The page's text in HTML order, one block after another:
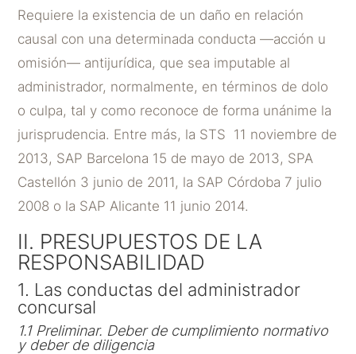
Requiere la existencia de un daño en relación
causal con una determinada conducta —acción u
omisión— antijurídica, que sea imputable al
administrador, normalmente, en términos de dolo
o culpa, tal y como reconoce de forma unánime la
jurisprudencia. Entre más, la STS 11 noviembre de
2013, SAP Barcelona 15 de mayo de 2013, SPA
Castellón 3 junio de 2011, la SAP Córdoba 7 julio
2008 o la SAP Alicante 11 junio 2014.
II. PRESUPUESTOS DE LA
RESPONSABILIDAD
1. Las conductas del administrador
concursal
1.1 Preliminar. Deber de cumplimiento normativo
y deber de diligencia